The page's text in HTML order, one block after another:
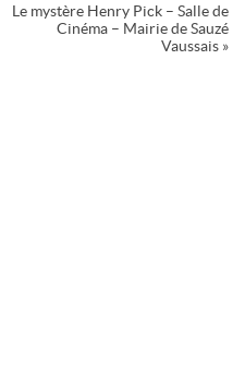
Le mystère Henry Pick – Salle de
Cinéma – Mairie de Sauzé
Vaussais »